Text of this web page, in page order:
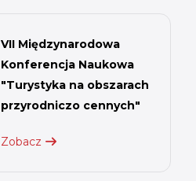
VII Międzynarodowa
Konferencja Naukowa
"Turystyka na obszarach
przyrodniczo cennych"
Zobacz